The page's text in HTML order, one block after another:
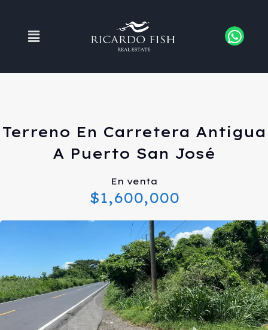
Terreno En Carretera Antigua
A Puerto San José
En venta
$1,600,000